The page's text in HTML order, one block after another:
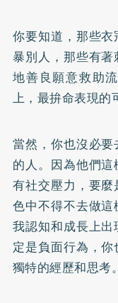
你要知道，那些
暴別人，那些有
地善良願意救助
上，最拚命表現的
當然，你也沒必
的人。因為他們
有社交壓力，要
色中不得不去做
我認知和成長上
定是負面行為，
獨特的經歷和思考。